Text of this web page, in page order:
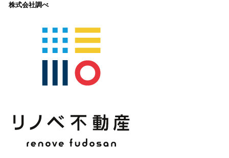
で
株式会社調べ